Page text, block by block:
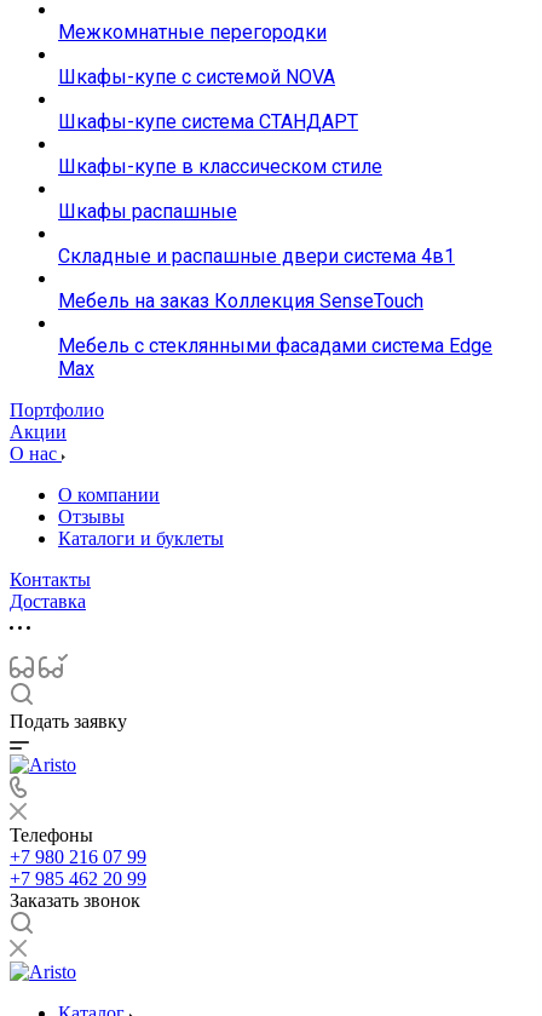
Межкомнатные перегородки
Шкафы-купе с системой NOVA
Шкафы-купе система СТАНДАРТ
Шкафы-купе в классическом стиле
Шкафы распашные
Складные и распашные двери система 4в1
Мебель на заказ Коллекция SenseTouch
Мебель с стеклянными фасадами система Edge
Max
Портфолио
Акции
О нас
О компании
Отзывы
Каталоги и буклеты
Контакты
Доставка
Подать заявку
Телефоны
+7 980 216 07 99
+7 985 462 20 99
Заказать звонок